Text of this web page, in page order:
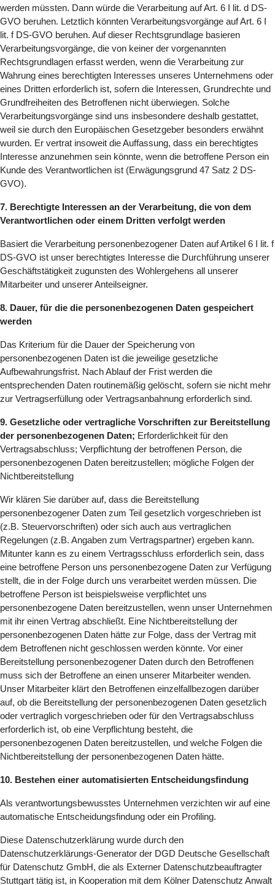
werden müssten. Dann würde die Verarbeitung auf Art. 6 I lit. d DS-
GVO beruhen. Letztlich könnten Verarbeitungsvorgänge auf Art. 6 I
lit. f DS-GVO beruhen. Auf dieser Rechtsgrundlage basieren
Verarbeitungsvorgänge, die von keiner der vorgenannten
Rechtsgrundlagen erfasst werden, wenn die Verarbeitung zur
Wahrung eines berechtigten Interesses unseres Unternehmens oder
eines Dritten erforderlich ist, sofern die Interessen, Grundrechte und
Grundfreiheiten des Betroffenen nicht überwiegen. Solche
Verarbeitungsvorgänge sind uns insbesondere deshalb gestattet,
weil sie durch den Europäischen Gesetzgeber besonders erwähnt
wurden. Er vertrat insoweit die Auffassung, dass ein berechtigtes
Interesse anzunehmen sein könnte, wenn die betroffene Person ein
Kunde des Verantwortlichen ist (Erwägungsgrund 47 Satz 2 DS-
GVO).
7. Berechtigte Interessen an der Verarbeitung, die von dem
Verantwortlichen oder einem Dritten verfolgt werden
Basiert die Verarbeitung personenbezogener Daten auf Artikel 6 I lit. f
DS-GVO ist unser berechtigtes Interesse die Durchführung unserer
Geschäftstätigkeit zugunsten des Wohlergehens all unserer
Mitarbeiter und unserer Anteilseigner.
8. Dauer, für die die personenbezogenen Daten gespeichert
werden
Das Kriterium für die Dauer der Speicherung von
personenbezogenen Daten ist die jeweilige gesetzliche
Aufbewahrungsfrist. Nach Ablauf der Frist werden die
entsprechenden Daten routinemäßig gelöscht, sofern sie nicht mehr
zur Vertragserfüllung oder Vertragsanbahnung erforderlich sind.
9. Gesetzliche oder vertragliche Vorschriften zur Bereitstellung
der personenbezogenen Daten; Erforderlichkeit für den
Vertragsabschluss; Verpflichtung der betroffenen Person, die
personenbezogenen Daten bereitzustellen; mögliche Folgen der
Nichtbereitstellung
Wir klären Sie darüber auf, dass die Bereitstellung
personenbezogener Daten zum Teil gesetzlich vorgeschrieben ist
(z.B. Steuervorschriften) oder sich auch aus vertraglichen
Regelungen (z.B. Angaben zum Vertragspartner) ergeben kann.
Mitunter kann es zu einem Vertragsschluss erforderlich sein, dass
eine betroffene Person uns personenbezogene Daten zur Verfügung
stellt, die in der Folge durch uns verarbeitet werden müssen. Die
betroffene Person ist beispielsweise verpflichtet uns
personenbezogene Daten bereitzustellen, wenn unser Unternehmen
mit ihr einen Vertrag abschließt. Eine Nichtbereitstellung der
personenbezogenen Daten hätte zur Folge, dass der Vertrag mit
dem Betroffenen nicht geschlossen werden könnte. Vor einer
Bereitstellung personenbezogener Daten durch den Betroffenen
muss sich der Betroffene an einen unserer Mitarbeiter wenden.
Unser Mitarbeiter klärt den Betroffenen einzelfallbezogen darüber
auf, ob die Bereitstellung der personenbezogenen Daten gesetzlich
oder vertraglich vorgeschrieben oder für den Vertragsabschluss
erforderlich ist, ob eine Verpflichtung besteht, die
personenbezogenen Daten bereitzustellen, und welche Folgen die
Nichtbereitstellung der personenbezogenen Daten hätte.
10. Bestehen einer automatisierten Entscheidungsfindung
Als verantwortungsbewusstes Unternehmen verzichten wir auf eine
automatische Entscheidungsfindung oder ein Profiling.
Diese Datenschutzerklärung wurde durch den
Datenschutzerklärungs-Generator der DGD Deutsche Gesellschaft
für Datenschutz GmbH, die als Externer Datenschutzbeauftragter
Stuttgart tätig ist, in Kooperation mit dem Kölner Datenschutz Anwalt